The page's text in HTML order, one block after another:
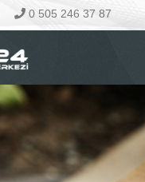
0 505 246 37 87